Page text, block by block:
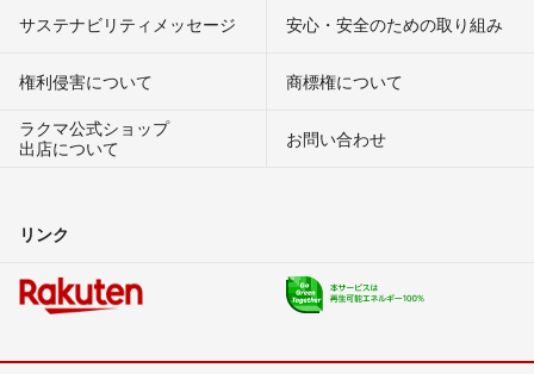
サステナビリティメッセージ 安心・安全のための取り組み
権利侵害について
商標権について
ラクマ公式ショップ
出店について
お問い合わせ
リンク